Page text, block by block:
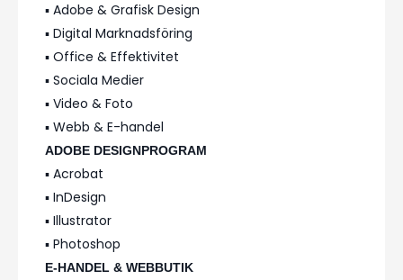
▪️ Adobe & Grafisk Design
▪️ Digital Marknadsföring
▪️ Office & Effektivitet
▪️ Sociala Medier
▪️ Video & Foto
▪️ Webb & E-handel
ADOBE DESIGNPROGRAM
▪️ Acrobat
▪️ InDesign
▪️ Illustrator
▪️ Photoshop
E-HANDEL & WEBBUTIK